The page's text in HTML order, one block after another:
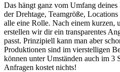
Das hängt ganz vom Umfang
der Drehtage, Teamgröße,
alle eine Rolle. Nach einem kurzen,
erstellen wir dir ein transparentes
passt. Prinzipiell kann man aber
Produktionen sind im vierstelligen
können unter Umständen auch im 3
Anfragen kostet nichts!